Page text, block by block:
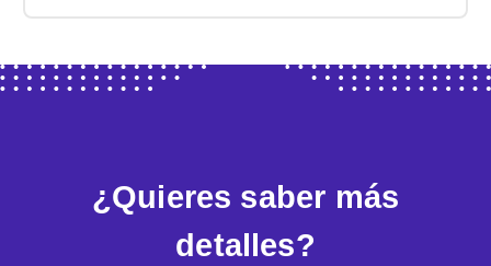
¿Quieres saber más
detalles?